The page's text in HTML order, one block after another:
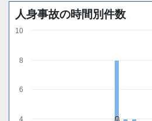
人身事故の時間別件数
8
8
4
6
8
10